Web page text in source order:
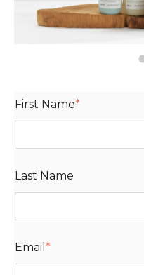
First Name*
Last Name
Email *